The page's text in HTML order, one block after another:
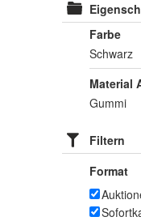
Farbe
Schwarz
Material
Gummi
Filtern
Format